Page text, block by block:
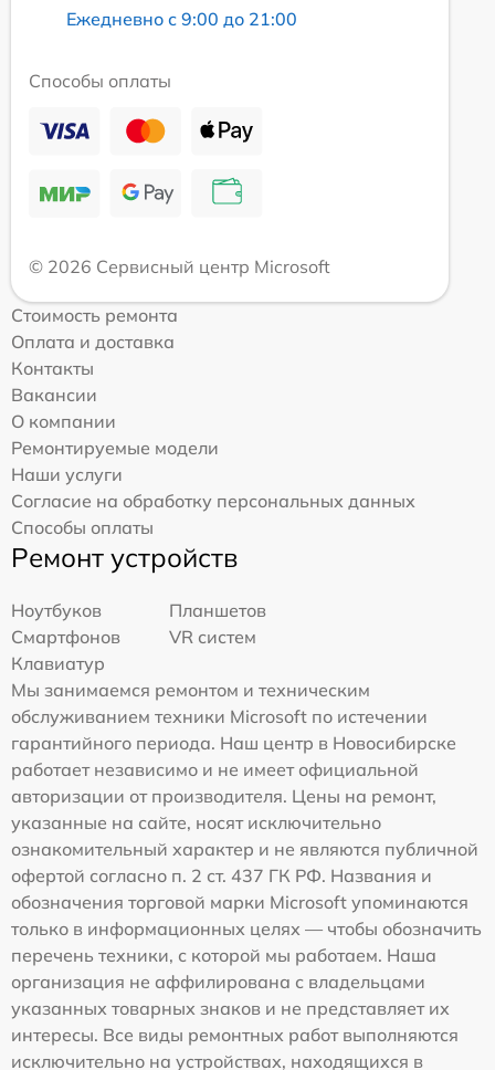
Ежедневно с 9:00 до 21:00
Способы оплаты
© 2026 Сервисный центр Microsoft
Стоимость ремонта
Оплата и доставка
Контакты
Вакансии
О компании
Ремонтируемые модели
Наши услуги
Согласие на обработку персональных данных
Способы оплаты
Ремонт устройств
Ноутбуков
Планшетов
Смартфонов
VR систем
Клавиатур
Мы занимаемся ремонтом и техническим
обслуживанием техники Microsoft по истечении
гарантийного периода. Наш центр в Новосибирске
работает независимо и не имеет официальной
авторизации от производителя. Цены на ремонт,
указанные на сайте, носят исключительно
ознакомительный характер и не являются публичной
офертой согласно п. 2 ст. 437 ГК РФ. Названия и
обозначения торговой марки Microsoft упоминаются
только в информационных целях — чтобы обозначить
перечень техники, с которой мы работаем. Наша
организация не аффилирована с владельцами
указанных товарных знаков и не представляет их
интересы. Все виды ремонтных работ выполняются
исключительно на устройствах, находящихся в